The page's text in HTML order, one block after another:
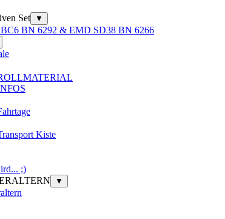
Set
▼
BN 6292 & EMD SD38 BN 6266
Kiste
;)
▼